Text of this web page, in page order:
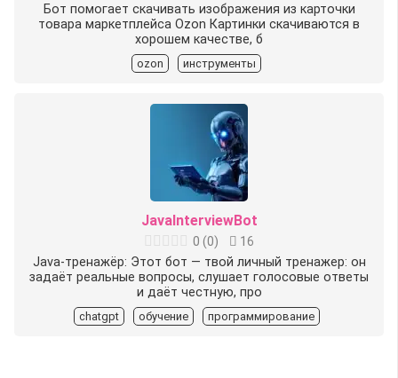
Бот помогает скачивать изображения из карточки
товара маркетплейса Ozon Картинки скачиваются в
хорошем качестве, б
ozon инструменты
JavaInterviewBot
0 (0)
16
Java-тренажёр: Этот бот — твой личный тренажер: он
задаёт реальные вопросы, слушает голосовые ответы
и даёт честную, про
chatgpt обучение программирование